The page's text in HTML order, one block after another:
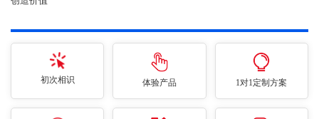
初次相识 体验产品 1对1定制方案